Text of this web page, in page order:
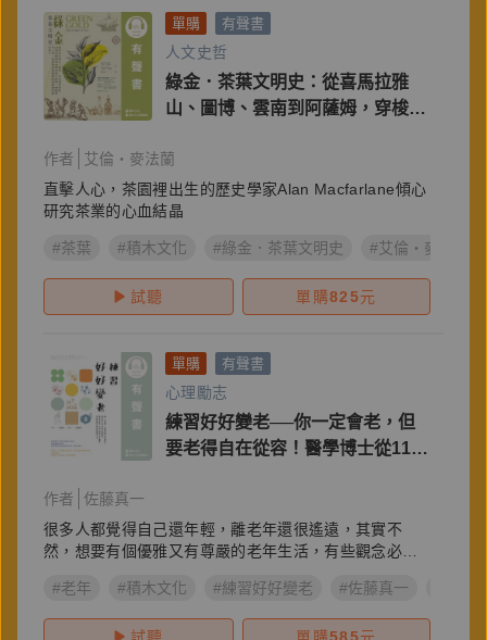
單購 有聲書
人文史哲
綠金．茶葉文明史：從喜馬拉雅
山、圖博、雲南到阿薩姆，穿梭帝
工業、經貿發展與醫療應用齒輪的
隱形推手
作者
艾倫・麥法蘭
直擊人心，茶園裡出生的歷史學家Alan Macfarlane傾心
研究茶業的心血結晶
#茶葉 #積木文化 #綠金．茶葉文明史 #艾倫・麥法蘭
試聽 單購825元
單購 有聲書
心理勵志
練習好好變老──你一定會老，但
要老得自在從容！醫學博士從112
安
作者
佐藤真一
很多人都覺得自己還年輕，離老年還很遙遠，其實不
然，想要有個優雅又有尊嚴的老年生活，有些觀念必須
#老年
#積木文化 #練習好好變老 #佐藤真一